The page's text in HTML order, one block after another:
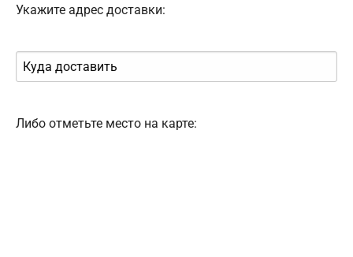
Укажите адрес доставки:
Либо отметьте место на карте: